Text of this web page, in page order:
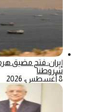
إيران: فتح مضيق
شروطنا
8 أغسطس، 2026